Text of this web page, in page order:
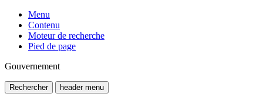
Menu
Contenu
Moteur de recherche
Pied de page
Gouvernement
Rechercher header menu